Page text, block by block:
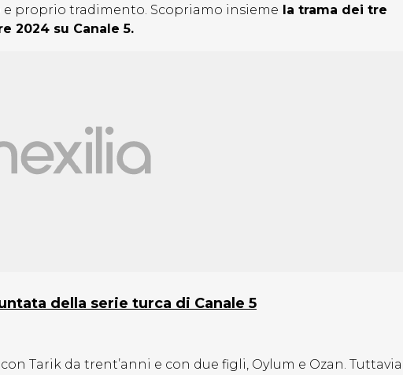
proprio tradimento. Scopriamo insieme la trama dei tre
2024 su Canale 5.
della serie turca di Canale 5
Tarik da trent’anni e con due figli, Oylum e Ozan. Tuttavia